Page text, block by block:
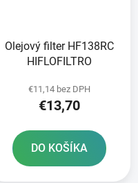
Olejový filter HF138RC
HIFLOFILTRO
€11,14 bez DPH
€13,70
DO KOŠÍKA